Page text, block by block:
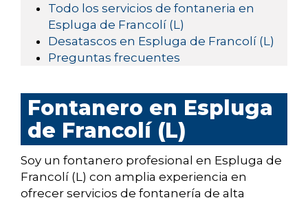
Todo los servicios de fontaneria en
Espluga de Francolí (L)
Desatascos en Espluga de Francolí (L)
Preguntas frecuentes
Fontanero en Espluga
de Francolí (L)
Soy un fontanero profesional en Espluga de
Francolí (L) con amplia experiencia en
ofrecer servicios de fontanería de alta